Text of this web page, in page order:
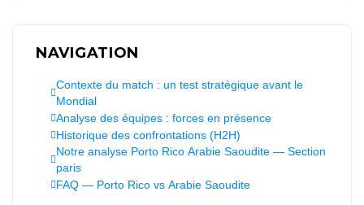
NAVIGATION
Contexte du match : un test stratégique avant le
Mondial
Analyse des équipes : forces en présence
Historique des confrontations (H2H)
Notre analyse Porto Rico Arabie Saoudite — Section
paris
FAQ — Porto Rico vs Arabie Saoudite